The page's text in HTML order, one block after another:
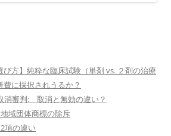
び方】純粋な臨床試験（単剤 vs. ２剤の治療
に採択されうるか？
審判: 取消と無効の違い？
域団体商標の除斥
項の違い